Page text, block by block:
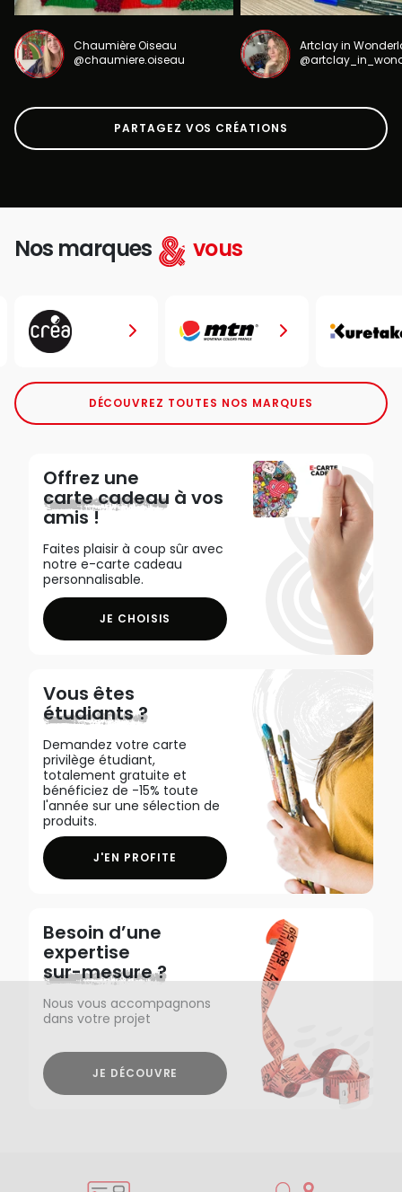
Chaumière Oiseau
@chaumiere.oiseau
Artclay in
PARTAGEZ VOS CRÉATIONS
Nos marques vous
DÉCOUVREZ TOUTES NOS MARQUES
Offrez une
carte cadeau à vos
amis !
Faites plaisir à coup sûr avec
notre e-carte cadeau
personnalisable.
JE CHOISIS
Vous êtes
étudiants ?
Demandez votre carte
privilège étudiant,
totalement gratuite et
bénéficiez de -15% toute
l'année sur une sélection de
produits.
J'EN PROFITE
Besoin d’une
expertise
sur-mesure ?
Nous vous accompagnons
dans votre projet
JE DÉCOUVRE